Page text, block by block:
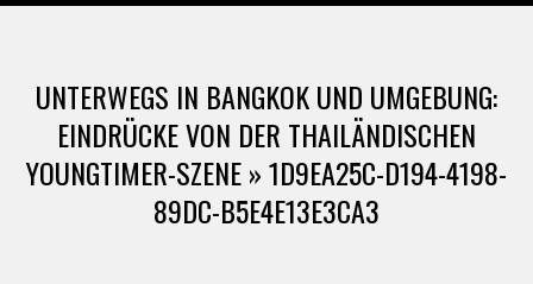
0
8
.
UNTERWEGS IN BANGKOK UND UMGEBUNG:
EINDRÜCKE VON DER THAILÄNDISCHEN
YOUNGTIMER-SZENE »1D9EA25C-D194-4198-
89DC-B5E4E13E3CA3